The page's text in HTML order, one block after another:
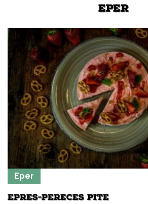
EPER
Eper
EPRES-PERECES PITE